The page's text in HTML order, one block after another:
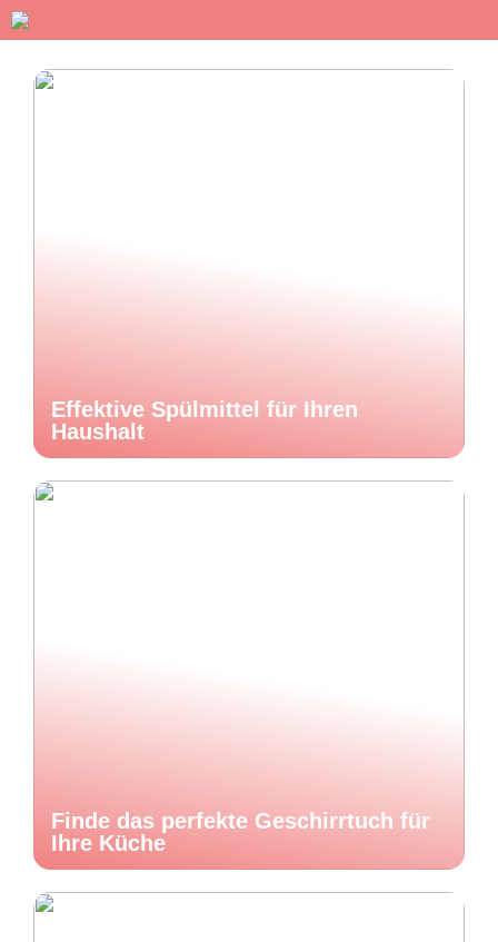
Effektive Spülmittel für Ihren
Haushalt
Finde das perfekte Geschirrtuch für
Ihre Küche